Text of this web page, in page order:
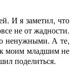
И я заметил, что
не от жадности.
ненужными. А те,
моим младшим не
поделиться.